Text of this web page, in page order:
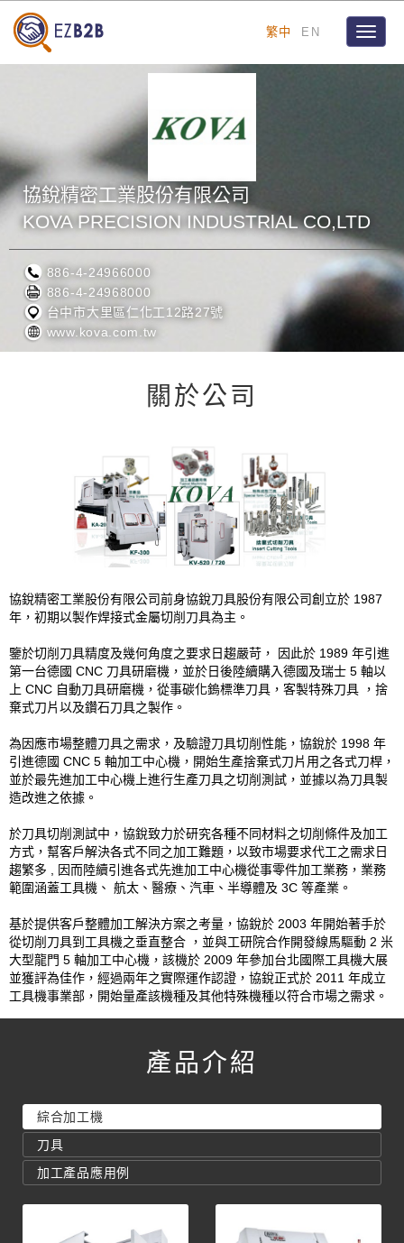
繁中 EN
Toggle
協銳精密工業股份有限公司
KOVA PRECISION INDUSTRlAL CO,LTD
886-4-24966000
886-4-24968000
台中市大里區仁化工12路27號
www.kova.com.tw
關於公司
協銳精密工業股份有限公司前身協銳刀具股份有限公司創立於 1987
年，初期以製作焊接式金屬切削刀具為主。
鑒於切削刀具精度及幾何角度之要求日趨嚴苛， 因此於 1989 年引進
第一台德國 CNC 刀具研磨機，並於日後陸續購入德國及瑞士 5 軸以
上 CNC 自動刀具研磨機，從事碳化鎢標準刀具，客製特殊刀具 ，捨
棄式刀片以及鑽石刀具之製作。
為因應市場整體刀具之需求，及驗證刀具切削性能，協銳於 1998 年
引進德國 CNC 5 軸加工中心機，開始生產捨棄式刀片用之各式刀桿，
並於最先進加工中心機上進行生產刀具之切削測試，並據以為刀具製
造改進之依據。
於刀具切削測試中，協銳致力於研究各種不同材料之切削條件及加工
方式，幫客戶解決各式不同之加工難題，以致市場要求代工之需求日
趨繁多 , 因而陸續引進各式先進加工中心機從事零件加工業務，業務
範圍涵蓋工具機、 航太、醫療、汽車、半導體及 3C 等產業。
基於提供客戶整體加工解決方案之考量，協銳於 2003 年開始著手於
從切削刀具到工具機之垂直整合 ，並與工研院合作開發線馬驅動 2 米
大型龍門 5 軸加工中心機，該機於 2009 年參加台北國際工具機大展
並獲評為佳作，經過兩年之實際運作認證，協銳正式於 2011 年成立
工具機事業部，開始量產該機種及其他特殊機種以符合市場之需求。
產品介紹
綜合加工機
刀具
加工產品應用例